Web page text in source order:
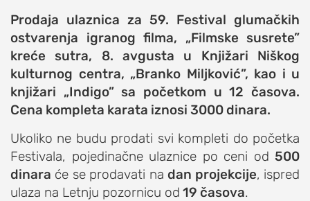
rukomet
e-sport
ostali sportovi
zabava
muzika
putovanja
moda i stil
studenti
organizacije
Prodaja ulaznica za 59. Festival glumačkih
ostvarenja igranog filma, „Filmske susrete”
kreće sutra, 8. avgusta u Knjižari Niškog
kulturnog centra, „Branko Miljković”, kao i u
knjižari „Indigo” sa početkom u 12 časova.
Cena kompleta karata iznosi 3000 dinara.
Ukoliko ne budu prodati svi kompleti do početka
Festivala, pojedinačne ulaznice po ceni od 500
dinara će se prodavati na dan projekcije, ispred
ulaza na Letnju pozornicu od 19 časova.